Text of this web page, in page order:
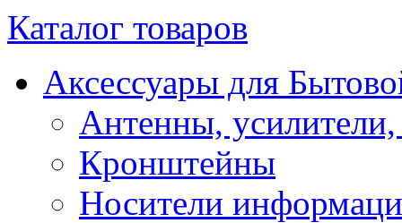
Каталог товаров
Аксессуары для
Антенны, усилители,
Кронштейны
Носители